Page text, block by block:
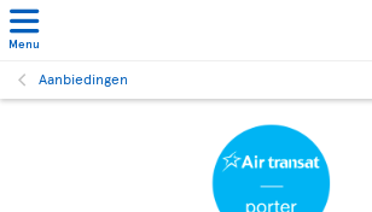
Menu
Aanbiedingen